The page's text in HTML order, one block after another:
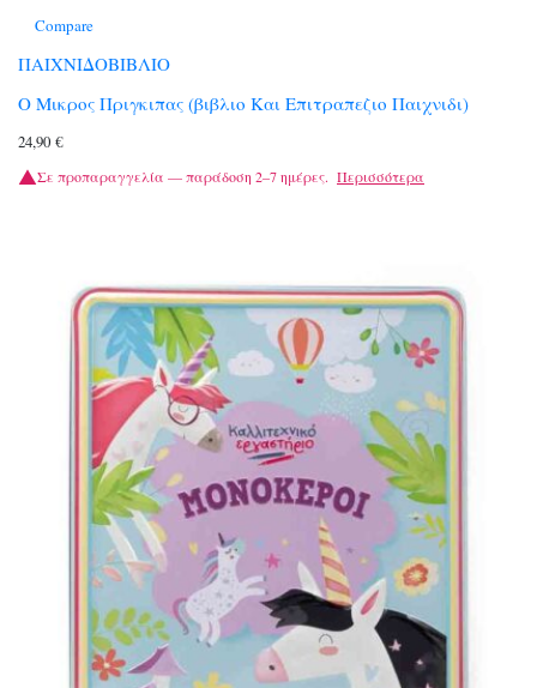
Compare
ΠΑΙΧΝΙΔΟΒΙΒΛΙΟ
Ο Μικρος Πριγκιπας (βιβλιο Και Επιτραπεζιο Παιχνιδι)
24,90 €
Σε προπαραγγελία — παράδοση 2–7 ημέρες. Περισσότερα